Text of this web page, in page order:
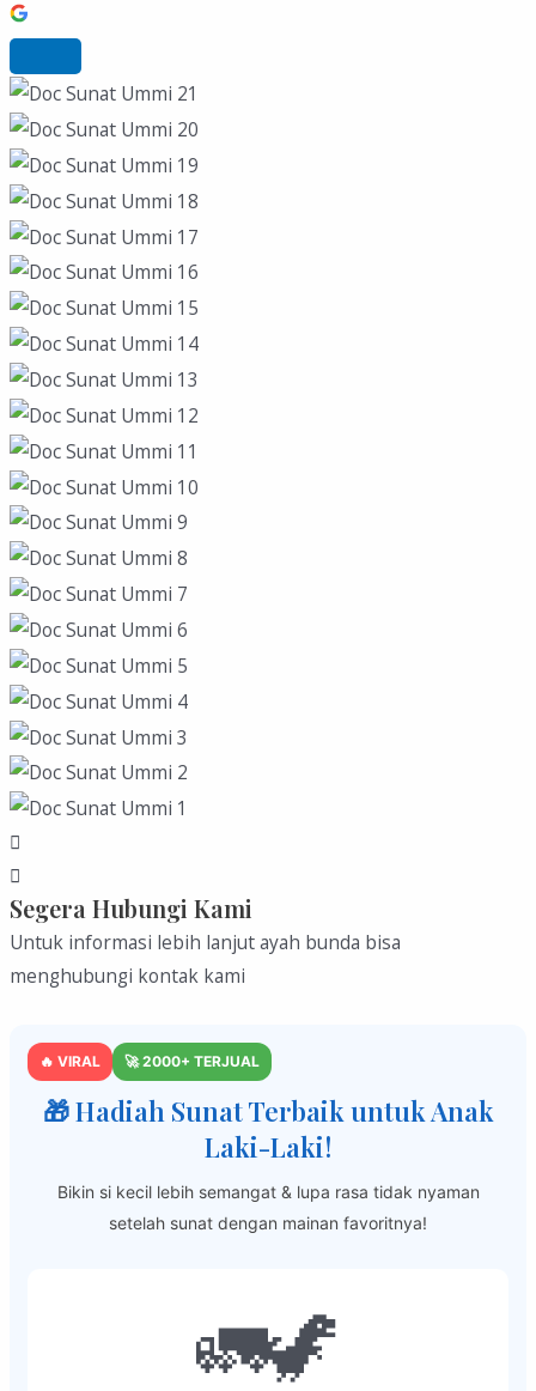
Segera Hubungi Kami
Untuk informasi lebih lanjut ayah bunda bisa
menghubungi kontak kami
🔥 VIRAL 🚀 2000+ TERJUAL
🎁 Hadiah Sunat Terbaik untuk Anak
Laki-Laki!
Bikin si kecil lebih semangat & lupa rasa tidak nyaman
setelah sunat dengan mainan favoritnya!
🚛🦖